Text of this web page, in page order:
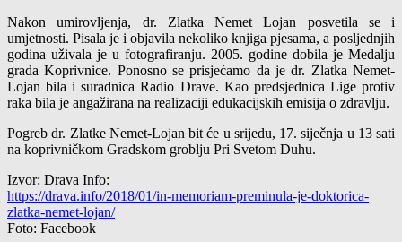
Nakon umirovljenja, dr. Zlatka Nemet Lojan posvetila se i
umjetnosti. Pisala je i objavila nekoliko knjiga pjesama, a posljednjih
godina uživala je u fotografiranju. 2005. godine dobila je Medalju
grada Koprivnice. Ponosno se prisjećamo da je dr. Zlatka Nemet-
Lojan bila i suradnica Radio Drave. Kao predsjednica Lige protiv
raka bila je angažirana na realizaciji edukacijskih emisija o zdravlju.
Pogreb dr. Zlatke Nemet-Lojan bit će u srijedu, 17. siječnja u 13 sati
na koprivničkom Gradskom groblju Pri Svetom Duhu.
Izvor: Drava Info:
https://drava.info/2018/01/in-memoriam-preminula-je-doktorica-
zlatka-nemet-lojan/
Foto: Facebook